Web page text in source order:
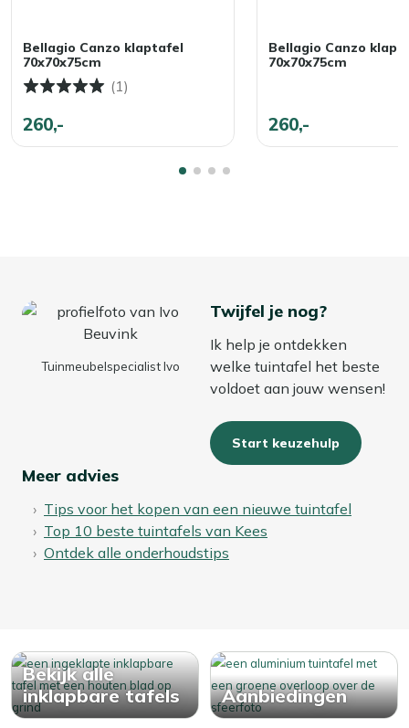
Bellagio Canzo klaptafel
70x70x75cm
(1)
260,-
Bellagio Canzo
70x70x75cm
260,-
Tuinmeubelspecialist Ivo
Twijfel je nog?
Ik help je ontdekken
welke tuintafel het beste
voldoet aan jouw wensen!
Start keuzehulp
Meer advies
Tips voor het kopen van een nieuwe tuintafel
Top 10 beste tuintafels van Kees
Ontdek alle onderhoudstips
Bekijk alle
inklapbare tafels
Aanbiedingen